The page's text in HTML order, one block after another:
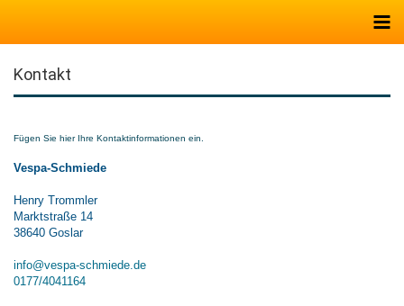
Kontakt
Fügen Sie hier Ihre Kontaktinformationen ein.
Vespa-Schmiede
Henry Trommler
Marktstraße 14
38640 Goslar
info@vespa-schmiede.de
0177/4041164